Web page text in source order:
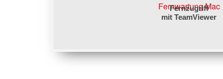
Fernzugriff
mit TeamViewer
Fernwartung Mac